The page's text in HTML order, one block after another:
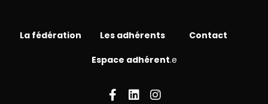
La fédération Les adhérents Contact
Espace adhérent.e